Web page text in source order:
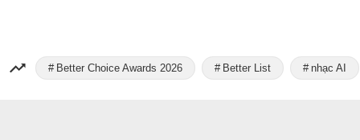
Better Choice Awards 2026 Better List nhạc AI